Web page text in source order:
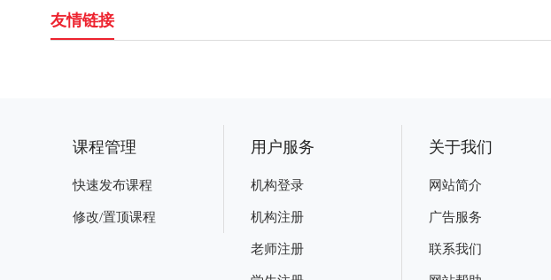
友情链接
课程管理
快速发布课程
修改/置顶课程
用户服务
机构登录
机构注册
老师注册
关于我们
网站简介
广告服务
联系我们